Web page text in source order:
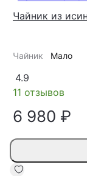
Чайник из
Чайник Мало
4.9
11 отзывов
6 980 ₽